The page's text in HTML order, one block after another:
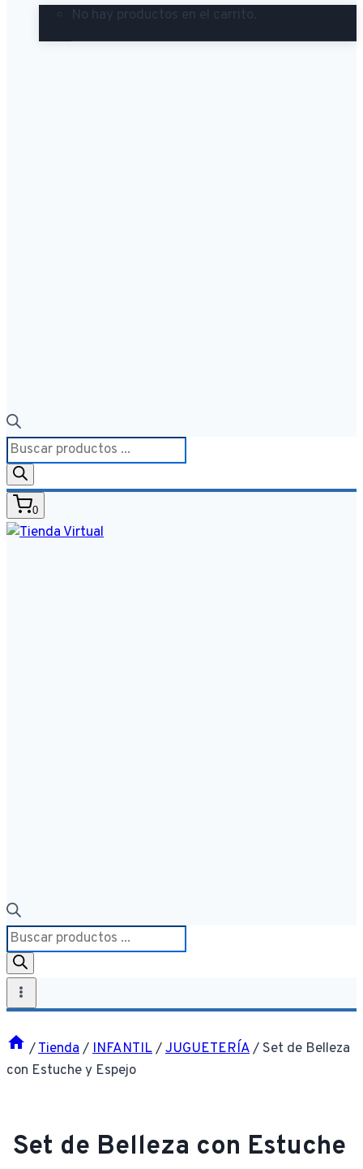
No hay productos en el carrito.
Búsqueda
de
productos
0
Búsqueda
de
productos
/Tienda/INFANTIL/JUGUETERÍA/Set de Belleza
con Estuche y Espejo
Set de Belleza con Estuche